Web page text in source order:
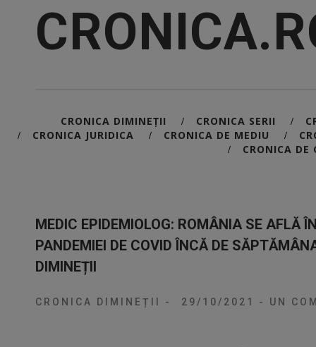
CRONICA DIMINEȚII / CRONICA SERII /
/ CRONICA JURIDICA / CRONICA DE MEDIU /
/ CRONICA DE
MEDIC EPIDEMIOLOG: ROMÂNIA SE AFLĂ
PANDEMIEI DE COVID ÎNCĂ DE
DIMINEȚII
CRONICA DIMINEȚII - 29/10/2021 - UN